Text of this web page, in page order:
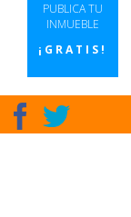
PUBLICA TU
INMUEBLE
¡GRATIS!